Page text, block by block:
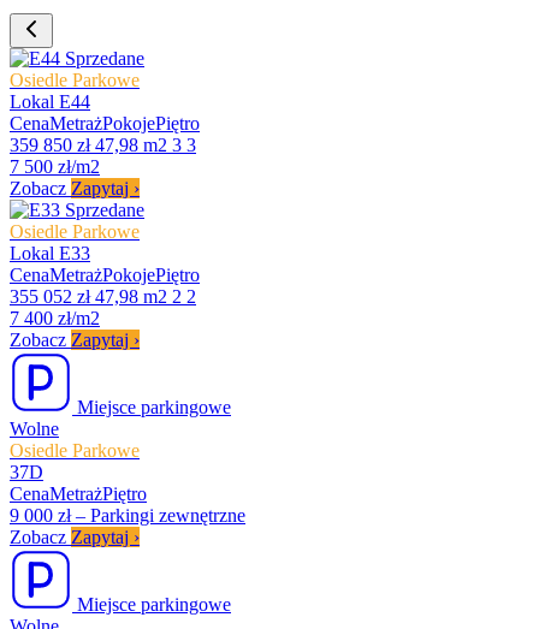
Sprzedane
Osiedle Parkowe
Lokal E44
CenaMetrażPokojePiętro
359 850 zł 47,98 m2 3 3
7 500 zł/m2
Zobacz Zapytaj ›
Sprzedane
Osiedle Parkowe
Lokal E33
CenaMetrażPokojePiętro
355 052 zł 47,98 m2 2 2
7 400 zł/m2
Zobacz Zapytaj ›
Miejsce parkingowe
Wolne
Osiedle Parkowe
37D
CenaMetrażPiętro
9 000 zł – Parkingi zewnętrzne
Zobacz Zapytaj ›
Miejsce parkingowe